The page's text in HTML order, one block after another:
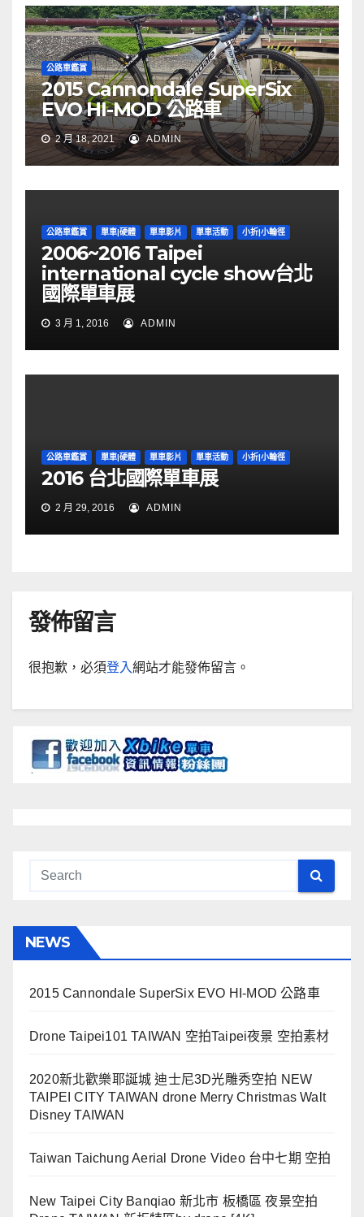
公路車鑑賞
2015 Cannondale SuperSix
EVO HI-MOD 公路車
2 月 18, 2021 ADMIN
公路車鑑賞 單車|硬體 單車影片 單車活動 小折|小輪徑
2006~2016 Taipei
international cycle show台北
國際單車展
3 月 1, 2016 ADMIN
公路車鑑賞 單車|硬體 單車影片 單車活動 小折|小輪徑
2016 台北國際單車展
2 月 29, 2016 ADMIN
發佈留言
很抱歉，必須登入網站才能發佈留言。
NEWS
2015 Cannondale SuperSix EVO HI-MOD 公路車
Drone Taipei101 TAIWAN 空拍Taipei夜景 空拍素材
2020新北歡樂耶誕城 迪士尼3D光雕秀空拍 NEW
TAIPEI CITY TAIWAN drone Merry Christmas Walt
Disney TAIWAN
Taiwan Taichung Aerial Drone Video 台中七期 空拍
New Taipei City Banqiao 新北市 板橋區 夜景空拍